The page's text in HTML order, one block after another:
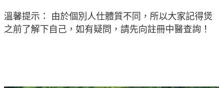
溫馨提示： 由於個別人仕體質不同，所以大家記得煲
之前了解下自己，如有疑問，請先向註冊中醫查詢！